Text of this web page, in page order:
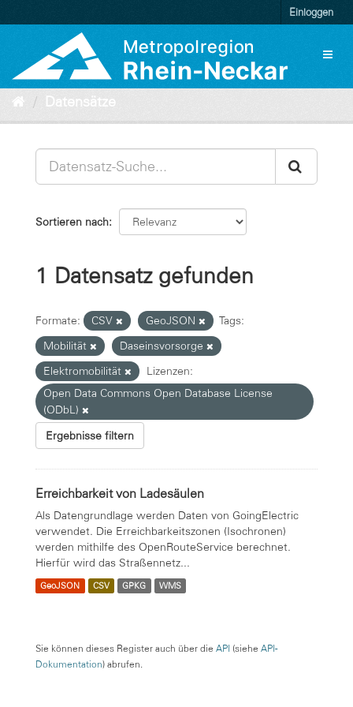
zum
Einloggen
Datensätze
Sortieren nach
1 Datensatz gefunden
Formate: CSV GeoJSON
Tags:
Mobilität
Daseinsvorsorge
Elektromobilität
Lizenzen:
Open Data Commons Open Database License
(ODbL)
Ergebnisse filtern
Erreichbarkeit von Ladesäulen
Als Datengrundlage werden Daten von GoingElectric
verwendet. Die Erreichbarkeitszonen (Isochronen)
werden mithilfe des OpenRouteService berechnet.
Hierfür wird das Straßennetz...
GeoJSON CSV GPKG WMS
Sie können dieses Register auch über die API (siehe API-
Dokumentation) abrufen.